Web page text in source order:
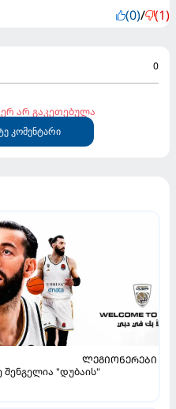
(0)/ (1)
0
არ გაკეთებულა
კომენტარი
ᲚᲔᲒᲘᲝᲜᲔᲠᲔᲑᲘ
"დუბაის"